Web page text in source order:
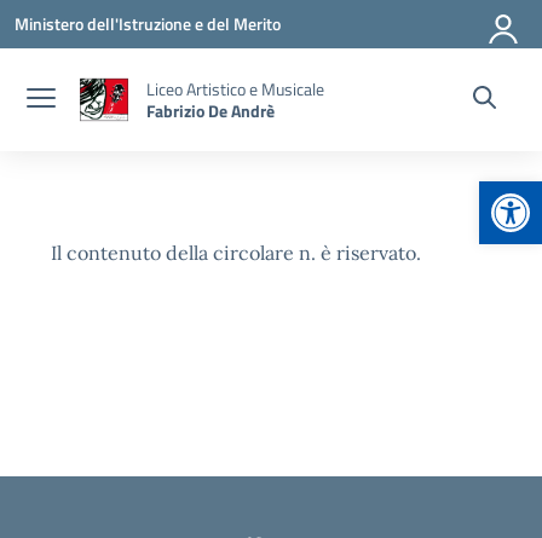
Vai ai contenuti
Vai al menu di navigazione
Vai al footer
Ministero dell'Istruzione e del Merito
Liceo Artistico e Musicale
Fabrizio De Andrè
Il contenuto della circolare n. è riservato.